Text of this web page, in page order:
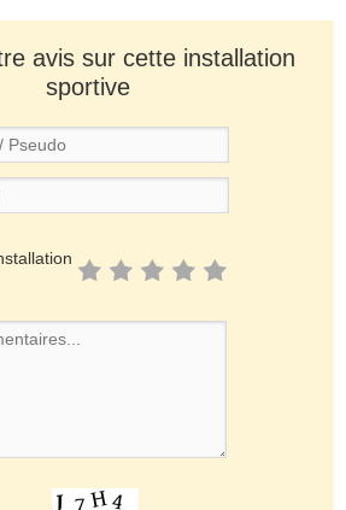
avis sur cette installation
sportive